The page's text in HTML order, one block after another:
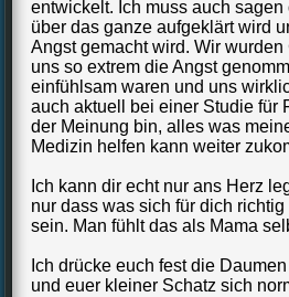
entwickelt. Ich muss auch
über das ganze aufgeklärt wird
Angst gemacht wird. Wir
uns so extrem die Angst
einfühlsam waren und uns
auch aktuell bei einer Studie für
der Meinung bin, alles was
Medizin helfen kann weiter
Ich kann dir echt nur ans Herz
nur dass was sich für dich
sein. Man fühlt das als Mama
Ich drücke euch fest die
und euer kleiner Schatz sich